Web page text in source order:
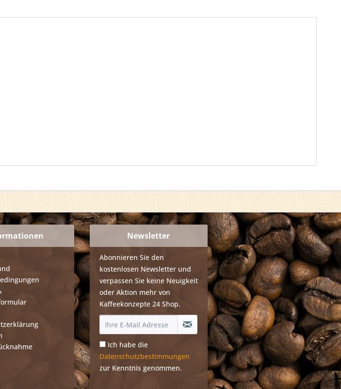
Newsletter
Abonnieren Sie den
kostenlosen Newsletter und
verpassen Sie keine Neuigkeit
oder Aktion mehr von
Kaffeekonzepte 24 Shop.
Ich habe die
Datenschutzbestimmungen
zur Kenntnis genommen.